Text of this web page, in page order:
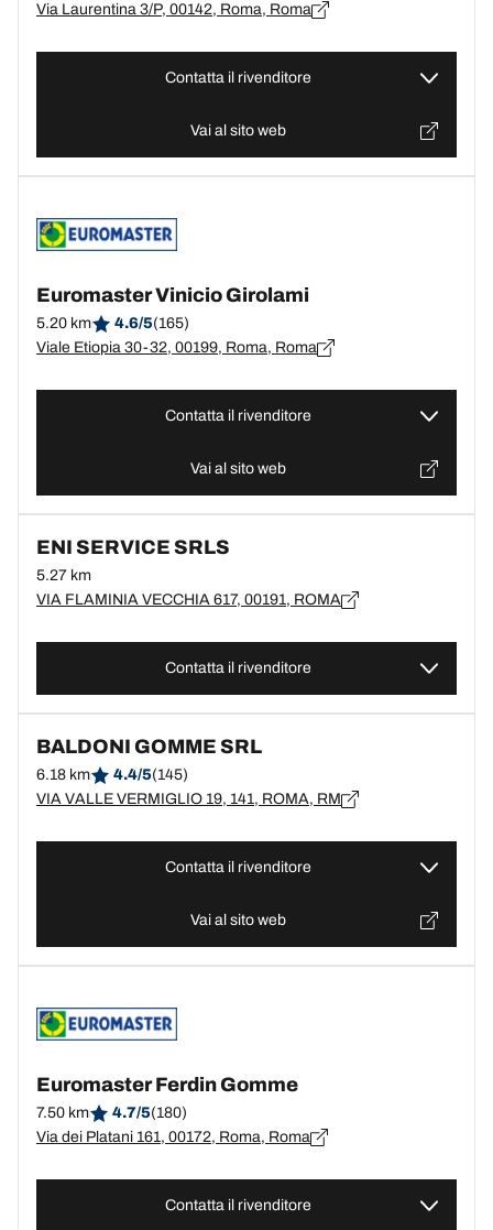
Via Laurentina 3/P, 00142, Roma, Roma
Contatta il rivenditore
Vai al sito web
Euromaster Vinicio Girolami
5.20 km 4.6/5(165)
Viale Etiopia 30-32, 00199, Roma, Roma
Contatta il rivenditore
Vai al sito web
ENI SERVICE SRLS
5.27 km
VIA FLAMINIA VECCHIA 617, 00191, ROMA
Contatta il rivenditore
BALDONI GOMME SRL
6.18 km 4.4/5(145)
VIA VALLE VERMIGLIO 19, 141, ROMA, RM
Contatta il rivenditore
Vai al sito web
Euromaster Ferdin Gomme
7.50 km 4.7/5(180)
Via dei Platani 161, 00172, Roma, Roma
Contatta il rivenditore